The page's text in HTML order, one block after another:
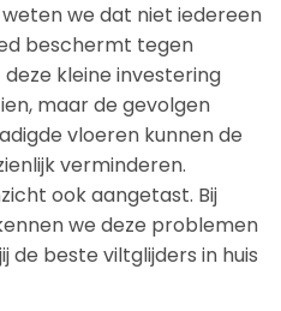
we dat niet iedereen
beschermt tegen
kleine investering
maar de gevolgen
vloeren kunnen de
verminderen.
ook aangetast. Bij
we deze problemen
de beste viltglijders in huis